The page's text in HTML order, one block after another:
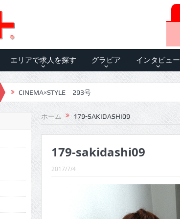
エリアで求人を探す グラビア インタビュー
CINEMA×STYLE 293号
CINEMA×STYLE 292号
CINEMA×STYLE 291号
CINEMA×STYLE 289号
CINEMA×STYLE 288号
CINEMA×STYLE 287号
CINEMA×STYLE 286号
ホーム 179-SAKIDASHI09
179-sakidashi09
2017/7/4